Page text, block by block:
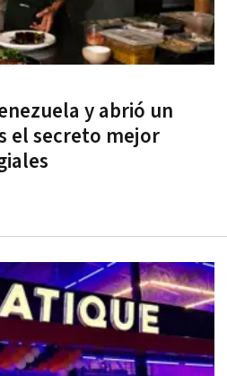
y abrió un
el secreto mejor